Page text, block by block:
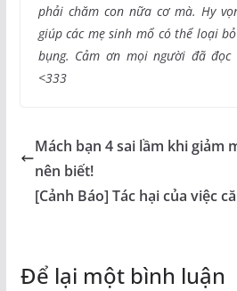
phải chăm con nữa cơ mà. Hy
giúp các mẹ sinh mổ có thể loại
bụng. Cảm ơn mọi người đã
<333
Mách bạn 4 sai lầm khi giảm
nên biết!
[Cảnh Báo] Tác hại của việc
Để lại một bình luận